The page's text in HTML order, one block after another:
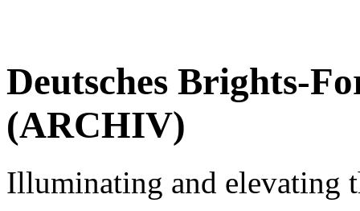
Deutsches Brights-
(ARCHIV)
Illuminating and elevating